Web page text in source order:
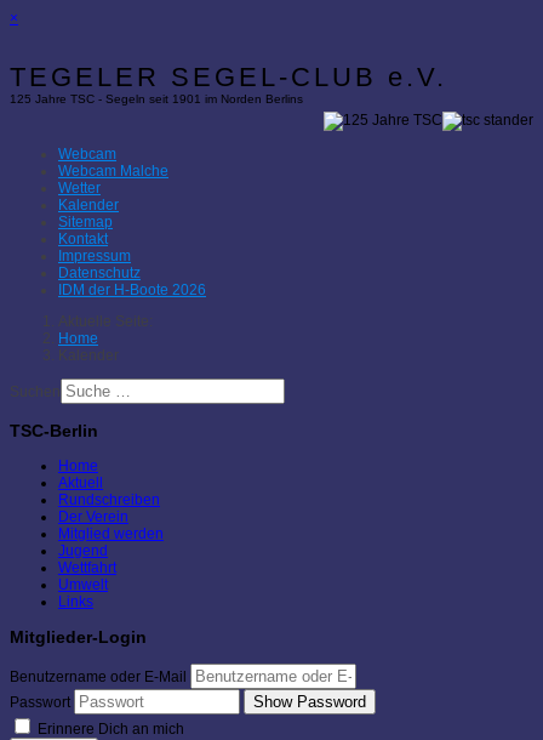
×
TEGELER SEGEL-CLUB e.V.
125 Jahre TSC - Segeln seit 1901 im Norden Berlins
Webcam
Webcam Malche
Wetter
Kalender
Sitemap
Kontakt
Impressum
Datenschutz
IDM der H-Boote 2026
Aktuelle Seite:
Home
Kalender
Suchen
TSC-Berlin
Home
Aktuell
Rundschreiben
Der Verein
Mitglied werden
Jugend
Wettfahrt
Umwelt
Links
Mitglieder-Login
Benutzername oder E-Mail
Passwort
Show Password
Erinnere Dich an mich